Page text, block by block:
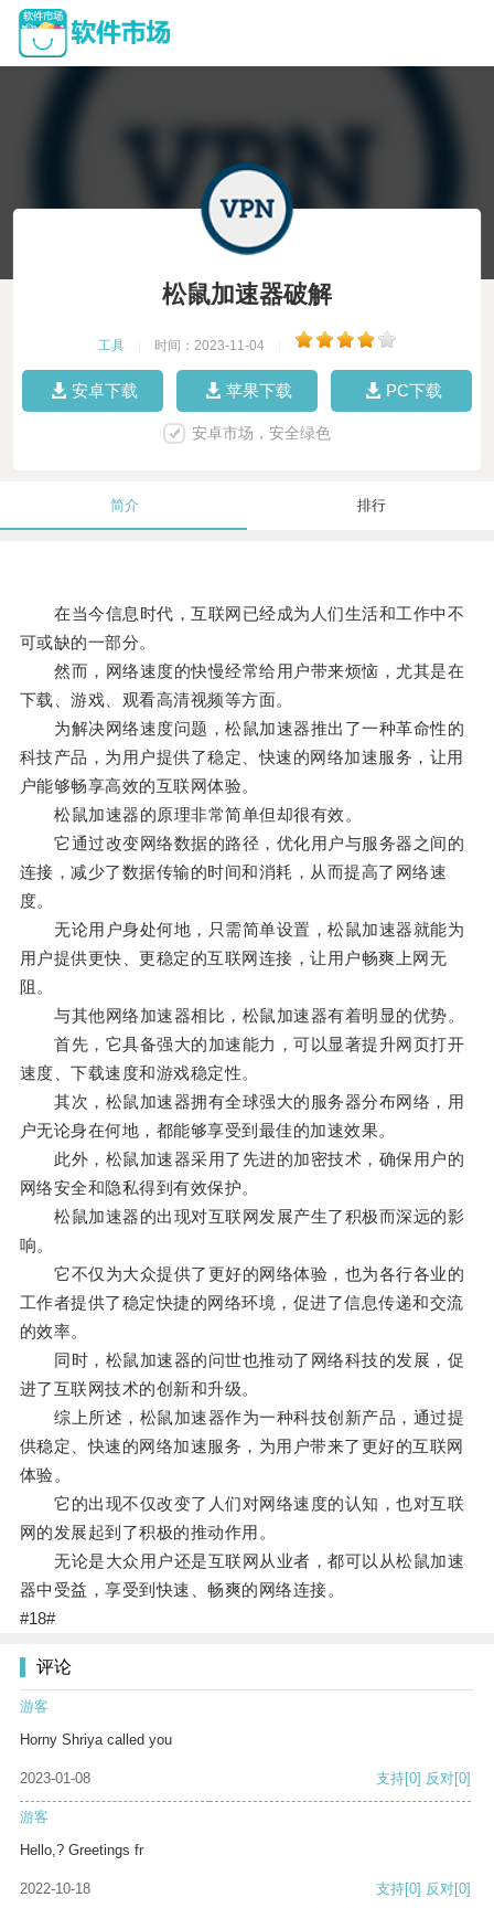
松鼠加速器破解
工具 时间：2023-11-04
安卓下载 苹果下载 PC下载
安卓市场，安全绿色
简介 排行
在当今信息时代，互联网已经成为人们生活和工作中不
可或缺的一部分。
然而，网络速度的快慢经常给用户带来烦恼，尤其是在
下载、游戏、观看高清视频等方面。
为解决网络速度问题，松鼠加速器推出了一种革命性的
科技产品，为用户提供了稳定、快速的网络加速服务，让用
户能够畅享高效的互联网体验。
松鼠加速器的原理非常简单但却很有效。
它通过改变网络数据的路径，优化用户与服务器之间的
连接，减少了数据传输的时间和消耗，从而提高了网络速
度。
无论用户身处何地，只需简单设置，松鼠加速器就能为
用户提供更快、更稳定的互联网连接，让用户畅爽上网无
阻。
与其他网络加速器相比，松鼠加速器有着明显的优势。
首先，它具备强大的加速能力，可以显著提升网页打开
速度、下载速度和游戏稳定性。
其次，松鼠加速器拥有全球强大的服务器分布网络，用
户无论身在何地，都能够享受到最佳的加速效果。
此外，松鼠加速器采用了先进的加密技术，确保用户的
网络安全和隐私得到有效保护。
松鼠加速器的出现对互联网发展产生了积极而深远的影
响。
它不仅为大众提供了更好的网络体验，也为各行各业的
工作者提供了稳定快捷的网络环境，促进了信息传递和交流
的效率。
同时，松鼠加速器的问世也推动了网络科技的发展，促
进了互联网技术的创新和升级。
综上所述，松鼠加速器作为一种科技创新产品，通过提
供稳定、快速的网络加速服务，为用户带来了更好的互联网
体验。
它的出现不仅改变了人们对网络速度的认知，也对互联
网的发展起到了积极的推动作用。
无论是大众用户还是互联网从业者，都可以从松鼠加速
器中受益，享受到快速、畅爽的网络连接。
#18#
评论
游客
Horny Shriya called you
2023-01-08 支持[0] 反对[0]
游客
Hello,? Greetings fr
2022-10-18 支持[0] 反对[0]